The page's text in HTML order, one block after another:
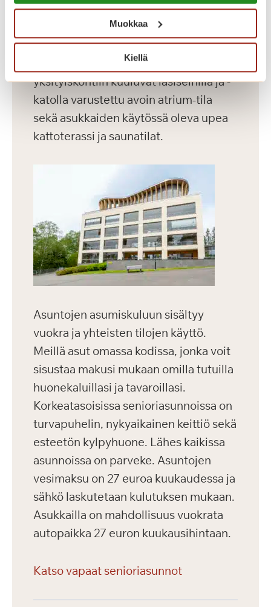
Muokkaa
Kiellä
valmistunut laajennusosa.
Dosentinlinnassa on 71 modernia
asuntoa, joiden koko vaihtelee 30-60
m² välillä. Rakennuksen vaikuttaviin
yksityiskohtiin kuuluvat lasiseinillä ja -
katolla varustettu avoin atrium-tila
sekä asukkaiden käytössä oleva upea
kattoterassi ja saunatilat.
Asuntojen asumiskuluun sisältyy
vuokra ja yhteisten tilojen käyttö.
Meillä asut omassa kodissa, jonka voit
sisustaa makusi mukaan omilla tutuilla
huonekaluillasi ja tavaroillasi.
Korkeatasoisissa senioriasunnoissa on
turvapuhelin, nykyaikainen keittiö sekä
esteetön kylpyhuone. Lähes kaikissa
asunnoissa on parveke. Asuntojen
vesimaksu on 27 euroa kuukaudessa ja
sähkö laskutetaan kulutuksen mukaan.
Asukkailla on mahdollisuus vuokrata
autopaikka 27 euron kuukausihintaan.
Katso vapaat senioriasunnot